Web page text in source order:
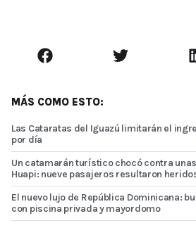
MÁS COMO ESTO:
Las Cataratas del Iguazú limitarán el
por día
Un catamarán turístico chocó contra
Huapi: nueve pasajeros resultaron
El nuevo lujo de República Dominicana:
con piscina privada y mayordomo